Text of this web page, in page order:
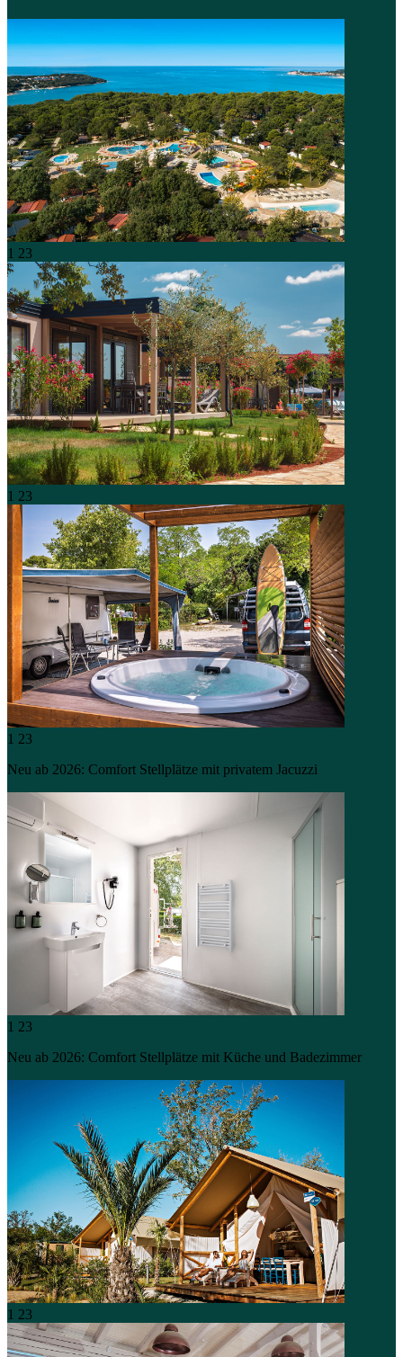
1 23
1 23
1 23
Neu ab 2026: Comfort Stellplätze mit privatem Jacuzzi
1 23
Neu ab 2026: Comfort Stellplätze mit Küche und Badezimmer
1 23